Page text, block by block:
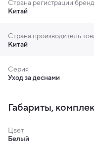
Страна регистрации
Китай
Страна производитель
Китай
Серия
Уход за деснами
Габариты,
Цвет
Белый